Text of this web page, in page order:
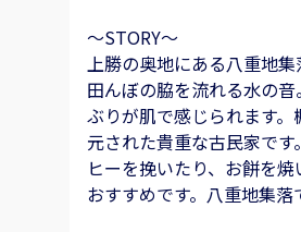
～STORY～
上勝の奥地にある八重地
田んぼの脇を流れる水の
ぶりが肌で感じられます
元された貴重な古民家で
ヒーを挽いたり、お餅を
おすすめです。八重地集落